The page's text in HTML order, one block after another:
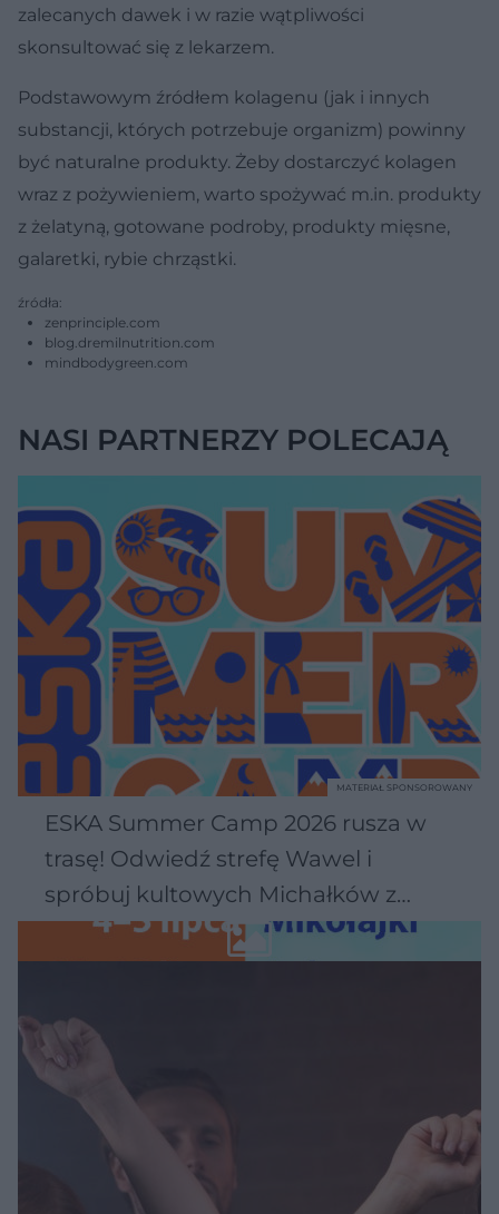
zalecanych dawek i w razie wątpliwości
skonsultować się z lekarzem.
Podstawowym źródłem kolagenu (jak i innych
substancji, których potrzebuje organizm) powinny
być naturalne produkty. Żeby dostarczyć kolagen
wraz z pożywieniem, warto spożywać m.in. produkty
z żelatyną, gotowane podroby, produkty mięsne,
galaretki, rybie chrząstki.
źródła:
zenprinciple.com
blog.dremilnutrition.com
mindbodygreen.com
NASI PARTNERZY POLECAJĄ
ESKA Summer Camp 2026 rusza w
trasę! Odwiedź strefę Wawel i
spróbuj kultowych Michałków z
Wawelu
MATERIAŁ SPONSOROWANY